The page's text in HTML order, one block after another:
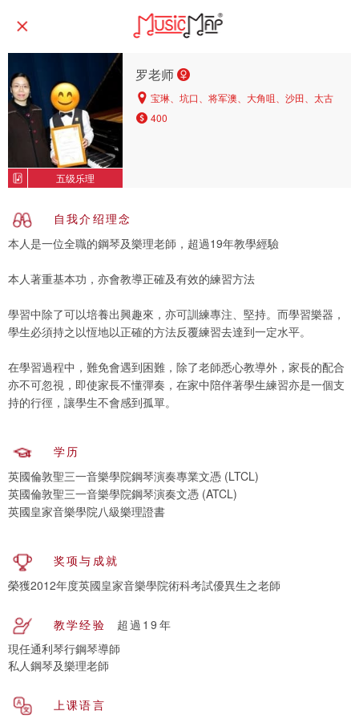
五级乐理
罗老师
宝琳、坑口、将军澳、大角咀、沙田、太古
400
自我介绍理念
本人是一位全職的鋼琴及樂理老師，超過19年教學經驗
本人著重基本功，亦會教導正確及有效的練習方法
學習中除了可以培養出興趣來，亦可訓練專注、堅持。而學習樂器，
學生必須持之以恆地以正確的方法反覆練習去達到一定水平。
在學習過程中，難免會遇到困難，除了老師悉心教導外，家長的配合
亦不可忽視，即使家長不懂彈奏，在家中陪伴著學生練習亦是一個支
持的行徑，讓學生不會感到孤單。
学历
英國倫敦聖三一音樂學院鋼琴演奏專業文憑 (LTCL)
英國倫敦聖三一音樂學院鋼琴演奏文憑 (ATCL)
英國皇家音樂學院八級樂理證書
奖项与成就
榮獲2012年度英國皇家音樂學院術科考試優異生之老師
教学经验
超過19年
現任通利琴行鋼琴導師
私人鋼琴及樂理老師
上课语言